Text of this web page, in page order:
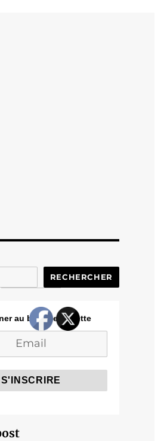
RECHERCHER
au blog de Cozette